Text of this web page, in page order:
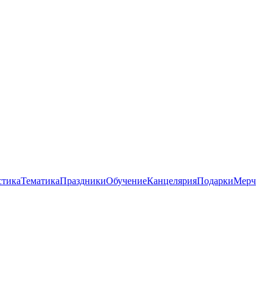
ТематикаПраздникиОбучениеКанцелярияПодаркиМерч